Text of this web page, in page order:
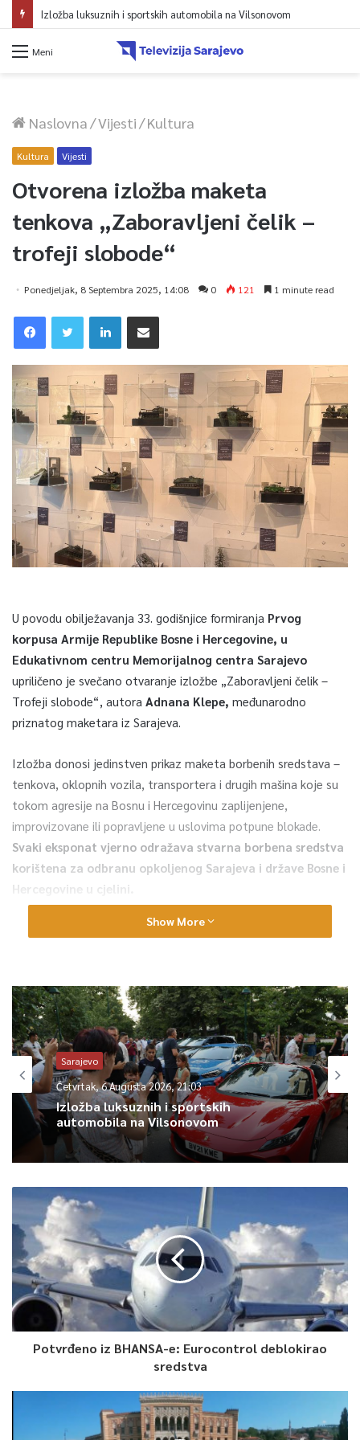
Izložba luksuznih i sportskih automobila na Vilsonovom
Meni
Naslovna/Vijesti/Kultura
Kultura Vijesti
Otvorena izložba maketa
tenkova „Zaboravljeni čelik –
trofeji slobode“
Ponedjeljak, 8 Septembra 2025, 14:08 0 121 1 minute read
U povodu obilježavanja 33. godišnjice formiranja Prvog
korpusa Armije Republike Bosne i Hercegovine, u
Edukativnom centru Memorijalnog centra Sarajevo
upriličeno je svečano otvaranje izložbe „Zaboravljeni čelik –
Trofeji slobode“, autora Adnana Klepe, međunarodno
priznatog maketara iz Sarajeva.
Izložba donosi jedinstven prikaz maketa borbenih sredstava –
tenkova, oklopnih vozila, transportera i drugih mašina koje su
tokom agresije na Bosnu i Hercegovinu zaplijenjene,
improvizovane ili popravljene u uslovima potpune blokade.
Svaki eksponat vjerno odražava stvarna borbena sredstva
korištena za odbranu opkoljenog Sarajeva i države Bosne i
Hercegovine u cjelini.
Na svečanom otvorenju izložbe prisutnima su se obratili
opsadi Dobrinje, uz poseban naglasak na ulogu “Kuće Sloboda”
– današnjeg Edukativnog centra.
0
Article Rating
Show More
Sarajevo
Četvrtak, 6 Augusta 2026, 21:03
Izložba luksuznih i sportskih
automobila na Vilsonovom
Potvrđeno iz BHANSA-e: Eurocontrol deblokirao
sredstva